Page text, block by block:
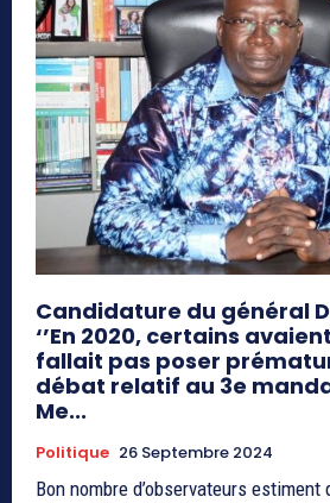
Candidature du général
‘’En 2020, certains
fallait pas poser
débat relatif au 3e
Me...
Politique 26 Septembre 2024
Bon nombre d’observateurs estiment